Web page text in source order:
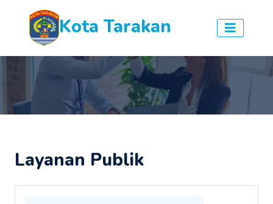
Kota Tarakan
Layanan Publik